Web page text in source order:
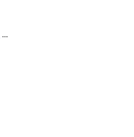
...